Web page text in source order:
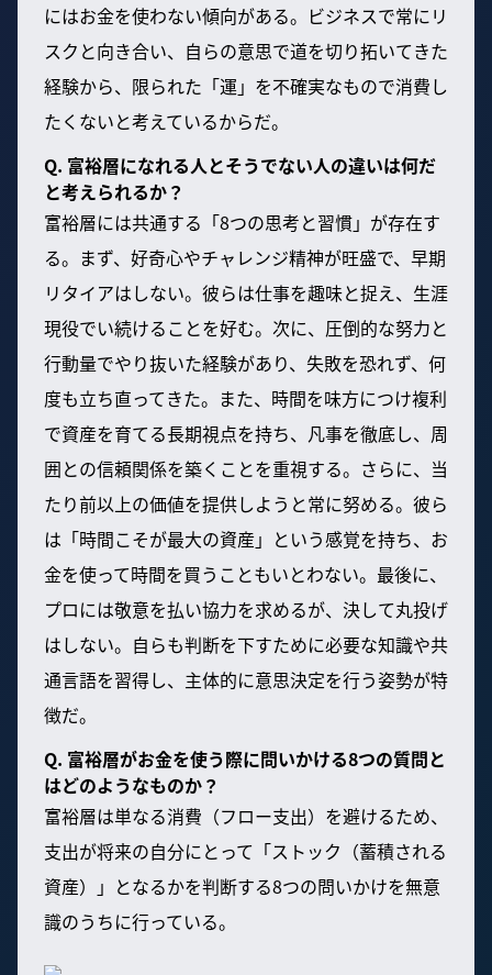
にはお金を使わない傾向がある。ビジネスで常にリ
スクと向き合い、自らの意思で道を切り拓いてきた
経験から、限られた「運」を不確実なもので消費し
たくないと考えているからだ。
Q. 富裕層になれる人とそうでない人の違いは何だ
と考えられるか？
富裕層には共通する「8つの思考と習慣」が存在す
る。まず、好奇心やチャレンジ精神が旺盛で、早期
リタイアはしない。彼らは仕事を趣味と捉え、生涯
現役でい続けることを好む。次に、圧倒的な努力と
行動量でやり抜いた経験があり、失敗を恐れず、何
度も立ち直ってきた。また、時間を味方につけ複利
で資産を育てる長期視点を持ち、凡事を徹底し、周
囲との信頼関係を築くことを重視する。さらに、当
たり前以上の価値を提供しようと常に努める。彼ら
は「時間こそが最大の資産」という感覚を持ち、お
金を使って時間を買うこともいとわない。最後に、
プロには敬意を払い協力を求めるが、決して丸投げ
はしない。自らも判断を下すために必要な知識や共
通言語を習得し、主体的に意思決定を行う姿勢が特
徴だ。
Q. 富裕層がお金を使う際に問いかける8つの質問と
はどのようなものか？
富裕層は単なる消費（フロー支出）を避けるため、
支出が将来の自分にとって「ストック（蓄積される
資産）」となるかを判断する8つの問いかけを無意
識のうちに行っている。